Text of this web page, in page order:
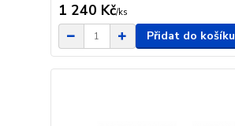
1 240 Kč/ks
Přidat do košíku